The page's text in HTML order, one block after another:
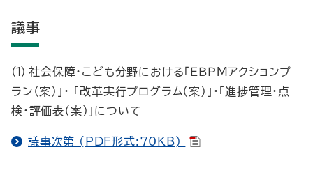
議事
社会保障・こども分野における「ＥＢＰＭアクションプ
ラン（案）」・ 「改革実行プログラム（案）」・「進捗管理・点
検・評価表（案）」について
議事次第 (PDF形式:70KB)